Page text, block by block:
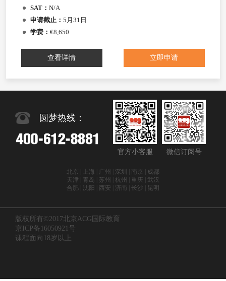
SAT： N/A
申请截止： 5月31日
学费： €8,650
查看详情 立即申请
圆梦热线：
官方小客服 微信订阅号
北京 | 上海 | 广州 | 深圳 | 南京 | 成都
天津 | 青岛 | 苏州 | 杭州 | 重庆 | 武汉
合肥 | 沈阳 | 西安 | 济南 | 长沙 | 昆明
版权所有©2017北京ACG国际教育
京ICP备16050921号
课程面向18岁以上